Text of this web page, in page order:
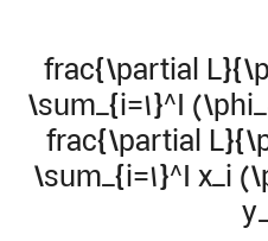
\frac{\partial
\sum_{i=1}^I
\frac{\partial
\sum_{i=1}^I x_i